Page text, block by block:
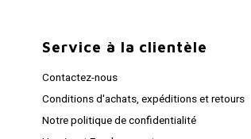
Service à la clientèle
Contactez-nous
Conditions d'achats, expéditions et retours
Notre politique de confidentialité